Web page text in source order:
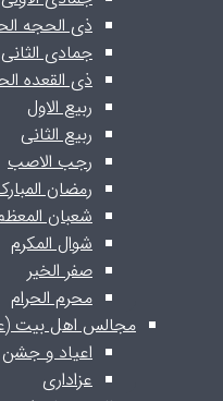
ذی الحجه
جمادی الثانی
ذی القعده
ربیع الاول
ربیع الثانی
رجب الاصب
رمضان
شعبان
شوال المکرم
صفر الخیر
محرم الحرام
مجالس اهل بیت
اعیاد و جشن
عزاداری